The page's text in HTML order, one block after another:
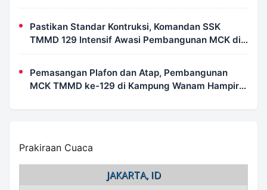
Pastikan Standar Kontruksi, Komandan SSK
TMMD 129 Intensif Awasi Pembangunan MCK di
Wanam
Pemasangan Plafon dan Atap, Pembangunan
MCK TMMD ke-129 di Kampung Wanam Hampir
Prakiraan Cuaca
JAKARTA, ID